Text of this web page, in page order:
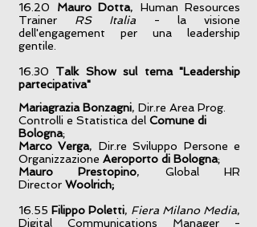
16.20 Mauro Dotta, Human Resources
Trainer RS Italia - la visione
dell'engagement per una leadership
gentile.
16.30 Talk Show sul tema "Leadership
partecipativa"
Mariagrazia Bonzagni, Dir.re Area Prog.
Controlli e Statistica del Comune di
Bologna;
Marco Verga, Dir.re Sviluppo Persone e
Organizzazione Aeroporto di Bologna;
Mauro Prestopino, Global HR
Director Woolrich;
16.55 Filippo Poletti, Fiera Milano Media,
Digital Communications Manager -